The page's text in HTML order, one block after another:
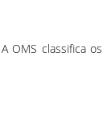
OMS classifica os